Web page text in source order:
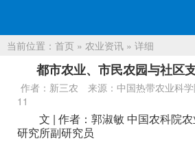
当前位置： 首页 » 农业资讯 » 详细
都市农业、市民农园与社区
作者：新三农 来源：中国热带农业科
11
文 | 作者：郭淑敏 中国农科院农
研究所副研究员